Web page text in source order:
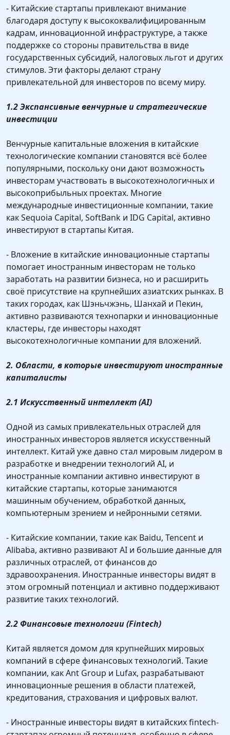
- Китайские стартапы привлекают внимание
благодаря доступу к высококвалифицированным
кадрам, инновационной инфраструктуре, а также
поддержке со стороны правительства в виде
государственных субсидий, налоговых льгот и других
стимулов. Эти факторы делают страну
привлекательной для инвесторов по всему миру.
1.2 Экспансивные венчурные и стратегические
инвестиции
Венчурные капитальные вложения в китайские
технологические компании становятся всё более
популярными, поскольку они дают возможность
инвесторам участвовать в высокотехнологичных и
высокоприбыльных проектах. Многие
международные инвестиционные компании, такие
как Sequoia Capital, SoftBank и IDG Capital, активно
инвестируют в стартапы Китая.
- Вложение в китайские инновационные стартапы
помогает иностранным инвесторам не только
заработать на развитии бизнеса, но и расширить
своё присутствие на крупнейших азиатских рынках. В
таких городах, как Шэньчжэнь, Шанхай и Пекин,
активно развиваются технопарки и инновационные
кластеры, где инвесторы находят
высокотехнологичные компании для вложений.
2. Области, в которые инвестируют иностранные
капиталисты
2.1 Искусственный интеллект (AI)
Одной из самых привлекательных отраслей для
иностранных инвесторов является искусственный
интеллект. Китай уже давно стал мировым лидером в
разработке и внедрении технологий AI, и
иностранные компании активно инвестируют в
китайские стартапы, которые занимаются
машинным обучением, обработкой данных,
компьютерным зрением и нейронными сетями.
- Китайские компании, такие как Baidu, Tencent и
Alibaba, активно развивают AI и большие данные для
различных отраслей, от финансов до
здравоохранения. Иностранные инвесторы видят в
этом огромный потенциал и активно поддерживают
развитие таких технологий.
2.2 Финансовые технологии (Fintech)
Китай является домом для крупнейших мировых
компаний в сфере финансовых технологий. Такие
компании, как Ant Group и Lufax, разрабатывают
инновационные решения в области платежей,
кредитования, страхования и цифровых валют.
- Иностранные инвесторы видят в китайских fintech-